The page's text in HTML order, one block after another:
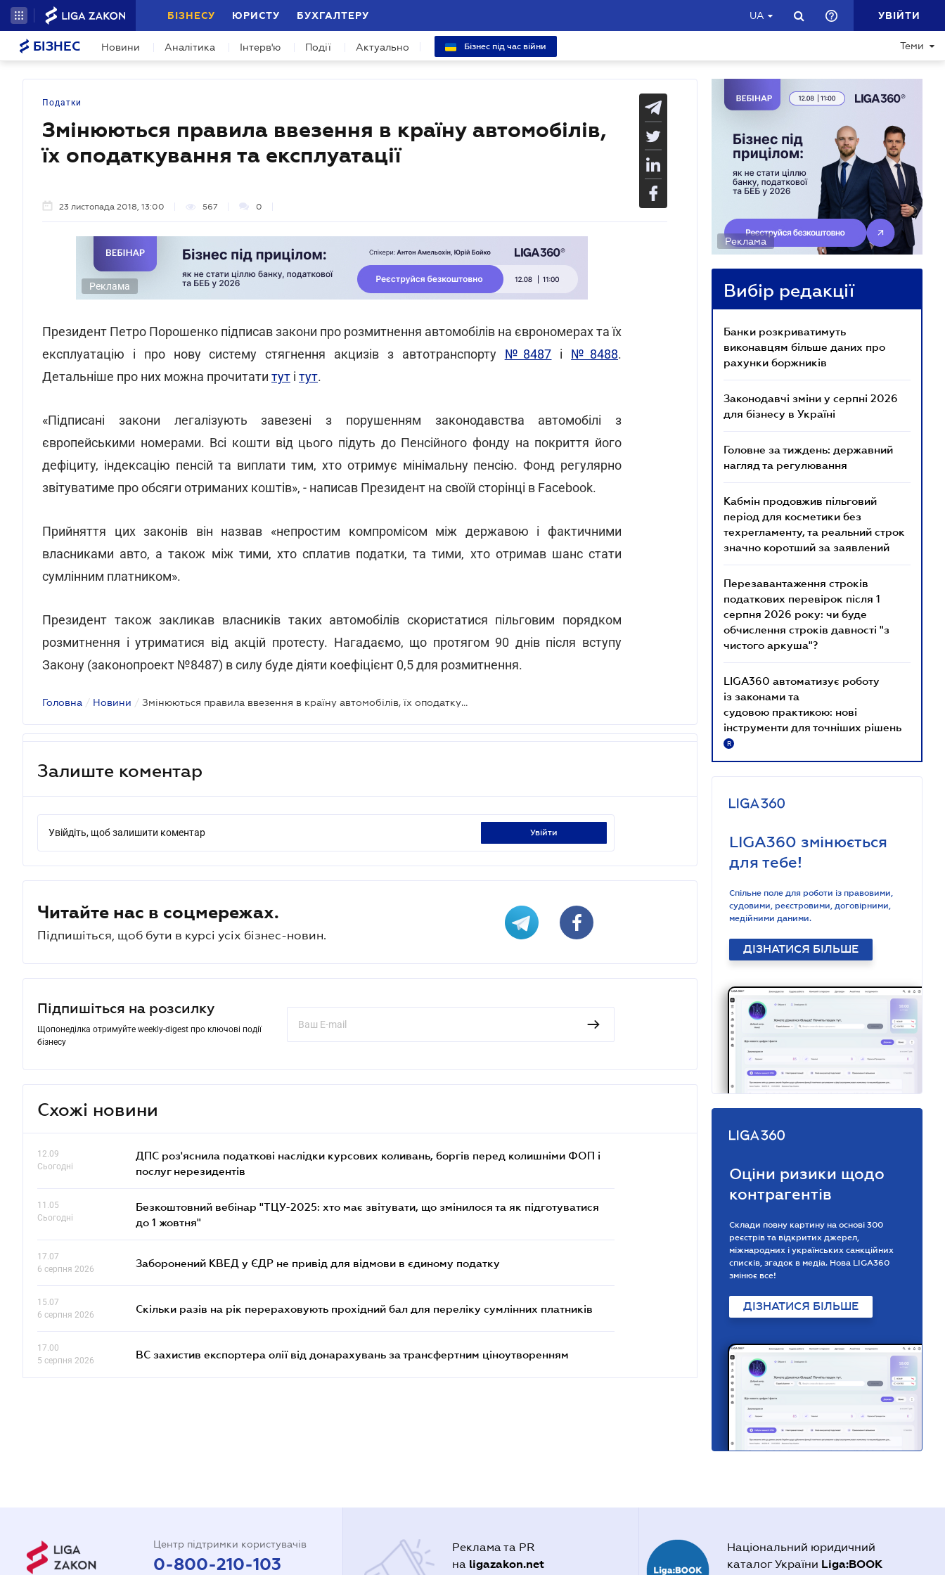
БІЗНЕСУ ЮРИСТУ БУХГАЛТЕРУ UA УВІЙТИ
БІЗНЕС Новини Аналітика Інтерв'ю Події Актуально Бізнес під час війни Теми
Податки
Змінюються правила ввезення в країну автомобілів,
їх оподаткування та експлуатації
23 листопада 2018, 13:00 567 0
Реклама
Президент Петро Порошенко підписав закони про розмитнення автомобілів на єврономерах та їх
експлуатацію і про нову систему стягнення акцизів з автотранспорту №8487 і №8488.
Детальніше про них можна прочитати тут і тут.
«Підписані закони легалізують завезені з порушенням законодавства автомобілі з
європейськими номерами. Всі кошти від цього підуть до Пенсійного фонду на покриття його
дефіциту, індексацію пенсій та виплати тим, хто отримує мінімальну пенсію. Фонд регулярно
звітуватиме про обсяги отриманих коштів», - написав Президент на своїй сторінці в Facebook.
Прийняття цих законів він назвав «непростим компромісом між державою і фактичними
власниками авто, а також між тими, хто сплатив податки, та тими, хто отримав шанс стати
сумлінним платником».
Президент також закликав власників таких автомобілів скористатися пільговим порядком
розмитнення і утриматися від акцій протесту. Нагадаємо, що протягом 90 днів після вступу
Закону (законопроект №8487) в силу буде діяти коефіцієнт 0,5 для розмитнення.
Головна / Новини / Змінюються правила ввезення в країну автомобілів, їх оподаткування та експлуатації
Залиште коментар
Увійдіть, щоб залишити коментар увійти
Читайте нас в соцмережах.
Підпишіться, щоб бути в курсі усіх бізнес-новин.
Підпишіться на розсилку
Щопонеділка отримуйте weekly-digest про ключові події
бізнесу
Схожі новини
12.09
Сьогодні
ДПС роз'яснила податкові наслідки курсових коливань, боргів перед колишніми ФОП і
послуг нерезидентів
11.05
Сьогодні
Безкоштовний вебінар "ТЦУ-2025: хто має звітувати, що змінилося та як підготуватися
до 1 жовтня"
17.07
6 серпня 2026
Заборонений КВЕД у ЄДР не привід для відмови в єдиному податку
15.07
6 серпня 2026
Скільки разів на рік перераховують прохідний бал для переліку сумлінних платників
17.00
5 серпня 2026
ВС захистив експортера олії від донарахувань за трансфертним ціноутворенням
Реклама
Вибір редакції
Банки розкриватимуть
виконавцям більше даних про
рахунки боржників
Законодавчі зміни у серпні 2026
для бізнесу в Україні
Головне за тиждень: державний
нагляд та регулювання
Кабмін продовжив пільговий
період для косметики без
техрегламенту, та реальний строк
значно коротший за заявлений
Перезавантаження строків
податкових перевірок після 1
серпня 2026 року: чи буде
обчислення строків давності "з
чистого аркуша"?
LIGA360 автоматизує роботу
із законами та
судовою практикою: нові
інструменти для точніших рішень
R
LIGA360 змінюється
для тебе!
Спільне поле для роботи із правовими,
судовими, реєстровими, договірними,
медійними даними.
ДІЗНАТИСЯ БІЛЬШЕ
Оціни ризики щодо
контрагентів
Склади повну картину на основі 300
реєстрів та відкритих джерел,
міжнародних і українських санкційних
списків, згадок в медіа. Нова LIGA360
змінює все!
ДІЗНАТИСЯ БІЛЬШЕ
Центр підтримки користувачів
0-800-210-103
Реклама та PR
на ligazakon.net
Національний юридичний
каталог України Liga:BOOK